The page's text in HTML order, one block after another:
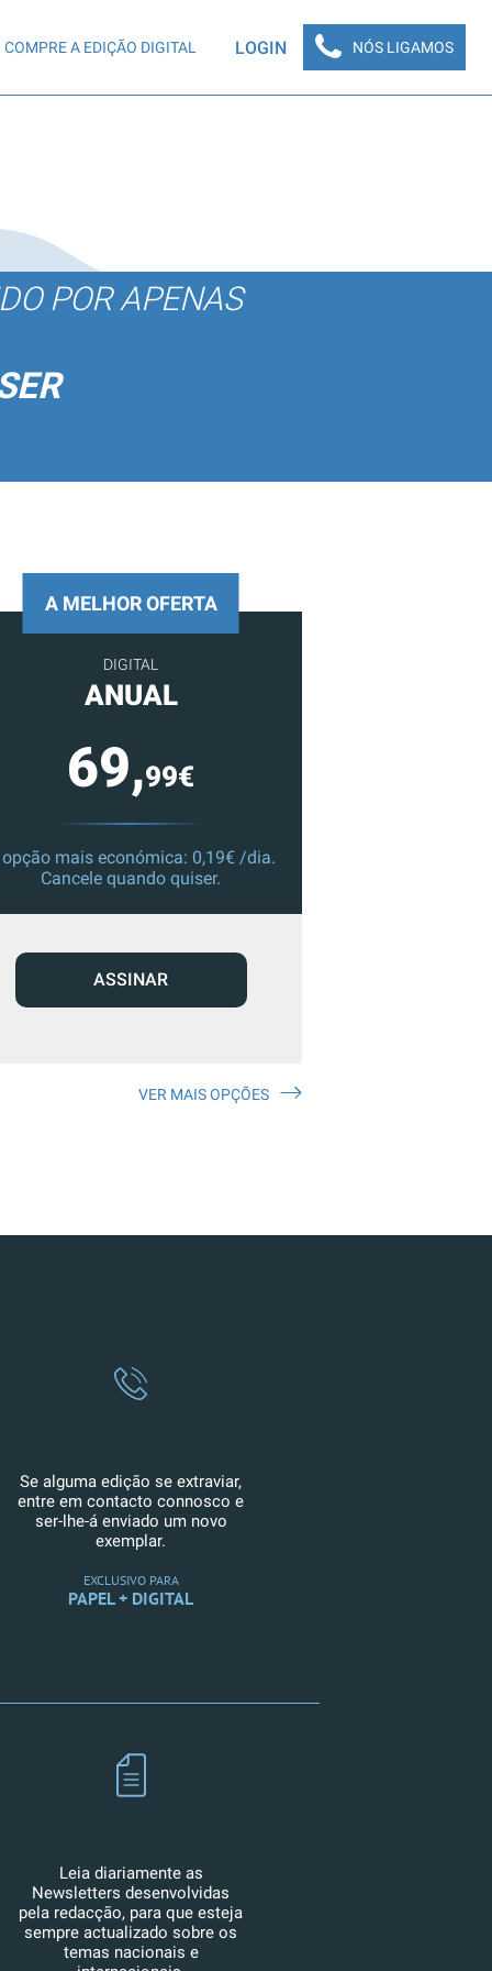
COMPRE A EDIÇÃO DIGITAL LOGIN NÓS LIGAMOS
POR APENAS
A MELHOR OFERTA
DIGITAL
ANUAL
69,99€
mais económica: 0,19€ /dia.
Cancele quando quiser.
ASSINAR
VER MAIS OPÇÕES
Se alguma edição se extraviar,
entre em contacto connosco e
ser-lhe-á enviado um novo
exemplar.
EXCLUSIVO PARA
PAPEL + DIGITAL
Leia diariamente as
Newsletters desenvolvidas
pela redacção, para que esteja
sempre actualizado sobre os
temas nacionais e